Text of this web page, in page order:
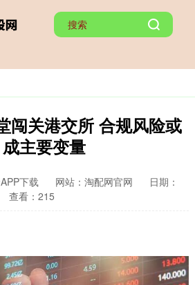
闯关港交所 合规风险或
成主要变量
下载 网站：淘配网官网
日期：
查看：215